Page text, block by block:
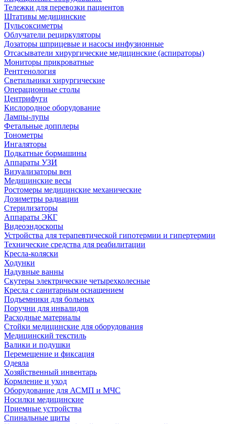
Тележки для перевозки пациентов
Штативы медицинские
Пульсоксиметры
Облучатели рециркуляторы
Дозаторы шприцевые и насосы инфузионные
Отсасыватели хирургические медицинские (аспираторы)
Мониторы прикроватные
Рентгенология
Светильники хирургические
Операционные столы
Центрифуги
Кислородное оборудование
Лампы-лупы
Фетальные допплеры
Тонометры
Ингаляторы
Подкатные бормашины
Аппараты УЗИ
Визуализаторы вен
Медицинские весы
Ростомеры медицинские механические
Дозиметры радиации
Стерилизаторы
Аппараты ЭКГ
Видеоэндоскопы
Устройства для терапевтической гипотермии и гипертермии
Технические средства для реабилитации
Кресла-коляски
Ходунки
Надувные ванны
Скутеры электрические четырехколесные
Кресла с санитарным оснащением
Подъемники для больных
Поручни для инвалидов
Расходные материалы
Стойки медицинские для оборудования
Медицинский текстиль
Валики и подушки
Перемещение и фиксация
Одеяла
Хозяйственный инвентарь
Кормление и уход
Оборудование для АСМП и МЧС
Носилки медицинские
Приемные устройства
Спинальные щиты